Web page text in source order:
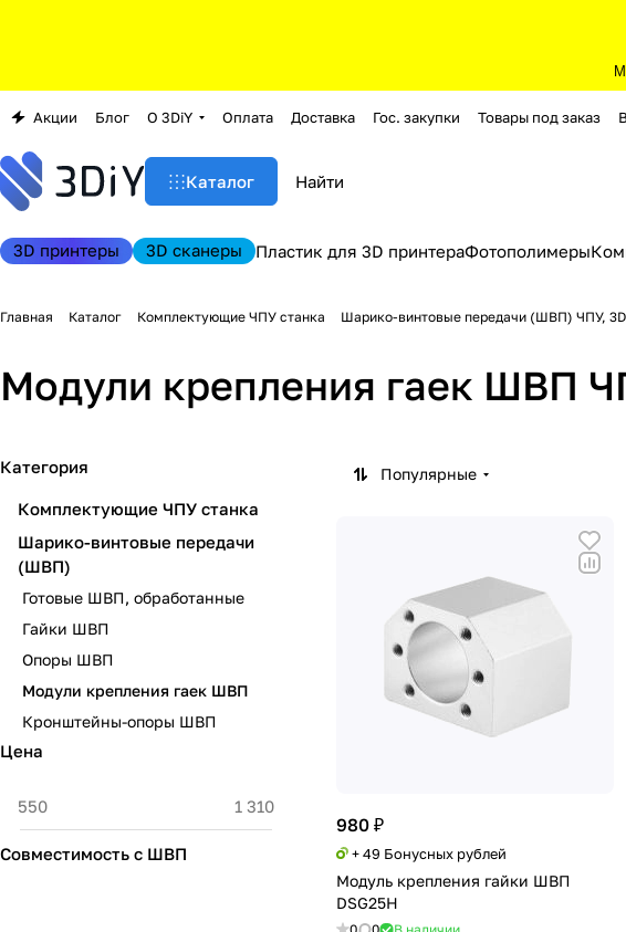
Акции Блог О 3DiY Оплата Доставка Гос. закупки Товары под заказ
Каталог
3D принтеры 3D сканеры Пластик для 3D принтераФотополимеры
Главная Каталог Комплектующие ЧПУ станка Шарико-винтовые передачи (ШВП) ЧПУ, 3D
Модули крепления гаек ШВП
Популярные
980 ₽
+ 49 Бонусных рублей
Модуль крепления гайки ШВП
DSG25H
Категория
Комплектующие ЧПУ станка
Шарико-винтовые передачи
(ШВП)
Готовые ШВП, обработанные
Гайки ШВП
Опоры ШВП
Модули крепления гаек ШВП
Кронштейны-опоры ШВП
Цена
Совместимость с ШВП